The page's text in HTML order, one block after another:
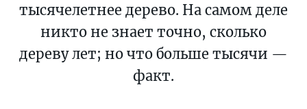
тысячелетнее дерево. На самом деле
никто не знает точно, сколько
дереву лет; но что больше тысячи —
факт.